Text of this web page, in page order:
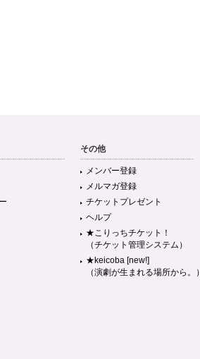
その他
メンバー登録
メルマガ登録
チケットプレゼント
ヘルプ
★こりっちチケット！
（チケット管理システム）
★keicoba [new!]
（演劇が生まれる場所から。）